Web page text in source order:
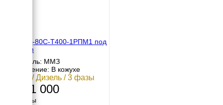
ТСС АД-80С-Т400-1РПМ1 под
капотом
Двигатель: ММЗ
Исполнение: В кожухе
80 кВт / Дизель / 3 фазы
1 731 000
Размеры